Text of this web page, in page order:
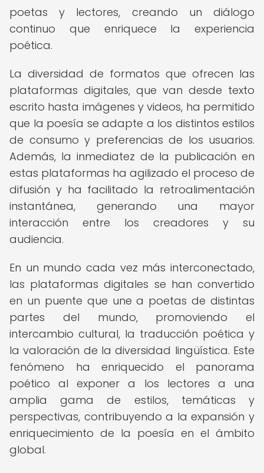
poetas y lectores, creando un diálogo
continuo que enriquece la experiencia
poética.
La diversidad de formatos que ofrecen las
plataformas digitales, que van desde texto
escrito hasta imágenes y videos, ha permitido
que la poesía se adapte a los distintos estilos
de consumo y preferencias de los usuarios.
Además, la inmediatez de la publicación en
estas plataformas ha agilizado el proceso de
difusión y ha facilitado la retroalimentación
instantánea, generando una mayor
interacción entre los creadores y su
audiencia.
En un mundo cada vez más interconectado,
las plataformas digitales se han convertido
en un puente que une a poetas de distintas
partes del mundo, promoviendo el
intercambio cultural, la traducción poética y
la valoración de la diversidad lingüística. Este
fenómeno ha enriquecido el panorama
poético al exponer a los lectores a una
amplia gama de estilos, temáticas y
perspectivas, contribuyendo a la expansión y
enriquecimiento de la poesía en el ámbito
global.